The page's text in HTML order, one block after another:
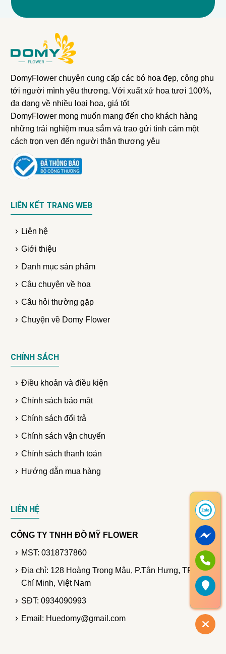
DomyFlower chuyên cung cấp các bó hoa đẹp, công phu
tới người mình yêu thương. Với xuất xứ hoa tươi 100%,
đa dạng về nhiều loại hoa, giá tốt
DomyFlower mong muốn mang đến cho khách hàng
những trải nghiệm mua sắm và trao gửi tình cảm một
cách trọn vẹn đến người thân thương yêu
LIÊN KẾT TRANG WEB
Liên hệ
Giới thiệu
Danh mục sản phẩm
Câu chuyện về hoa
Câu hỏi thường gặp
Chuyện về Domy Flower
CHÍNH SÁCH
Điều khoản và điều kiện
Chính sách bảo mật
Chính sách đổi trả
Chính sách vận chuyển
Chính sách thanh toán
Hướng dẫn mua hàng
LIÊN HỆ
CÔNG TY TNHH ĐỒ MỸ FLOWER
MST: 0318737860
Địa chỉ: 128 Hoàng Trọng Mậu, P.Tân Hưng, TP. Hồ
Chí Minh, Việt Nam
SĐT: 0934090993
Email: Huedomy@gmail.com